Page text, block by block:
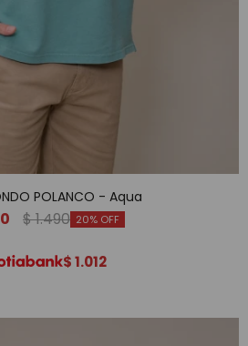
POLANCO - Aqua
$1.490 20
$1.012